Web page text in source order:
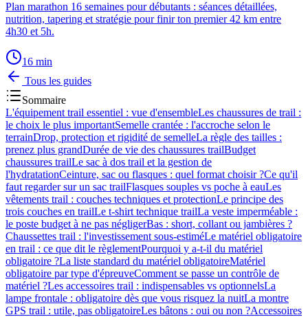
Plan marathon 16 semaines pour débutants : séances détaillées,
nutrition, tapering et stratégie pour finir ton premier 42 km entre
4h30 et 5h.
16 min
Tous les guides
Sommaire
L'équipement trail essentiel : vue d'ensembleLes chaussures de trail :
le choix le plus importantSemelle crantée : l'accroche selon le
terrainDrop, protection et rigidité de semelleLa règle des tailles :
prenez plus grandDurée de vie des chaussures trailBudget
chaussures trailLe sac à dos trail et la gestion de
l'hydratationCeinture, sac ou flasques : quel format choisir ?Ce qu'il
faut regarder sur un sac trailFlasques souples vs poche à eauLes
vêtements trail : couches techniques et protectionLe principe des
trois couches en trailLe t-shirt technique trailLa veste imperméable :
le poste budget à ne pas négligerBas : short, collant ou jambières ?
Chaussettes trail : l'investissement sous-estiméLe matériel obligatoire
en trail : ce que dit le règlementPourquoi y a-t-il du matériel
obligatoire ?La liste standard du matériel obligatoireMatériel
obligatoire par type d'épreuveComment se passe un contrôle de
matériel ?Les accessoires trail : indispensables vs optionnelsLa
lampe frontale : obligatoire dès que vous risquez la nuitLa montre
GPS trail : utile, pas obligatoireLes bâtons : oui ou non ?Accessoires